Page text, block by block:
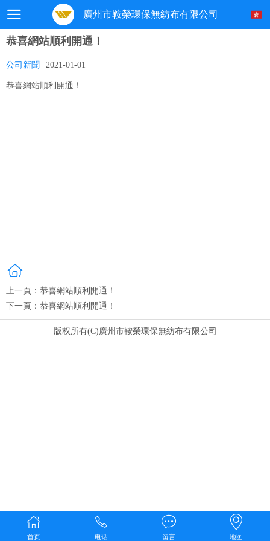
廣州市鞍榮環保無紡布有限公司
恭喜網站順利開通！
公司新聞 2021-01-01
恭喜網站順利開通！
上一頁： 恭喜網站順利開通！
下一頁： 恭喜網站順利開通！
版权所有(C)廣州市鞍榮環保無紡布有限公司
首页 电话 留言 地图